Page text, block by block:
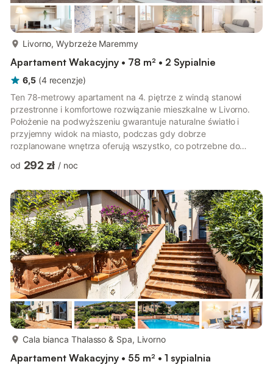
Livorno, Wybrzeże Maremmy
Apartament Wakacyjny • 78 m² • 2 Sypialnie
6,5 (4 recenzje)
Ten 78-metrowy apartament na 4. piętrze z windą stanowi
przestronne i komfortowe rozwiązanie mieszkalne w Livorno.
Położenie na podwyższeniu gwarantuje naturalne światło i
przyjemny widok na miasto, podczas gdy dobrze
rozplanowane wnętrza oferują wszystko, co potrzebne do
składa się z dwóch oddzielnych sypialni: pierwszej z łóżkiem
prywatność i elastyczność dla różnych potrzeb gości. W części
dziennej znajduje się wygodna, jednoosobowa rozkładana sofa,
która zwiększa liczbę miejsc n...
od 292 zł / noc
Cala bianca Thalasso & Spa, Livorno
Apartament Wakacyjny • 55 m² • 1 sypialnia